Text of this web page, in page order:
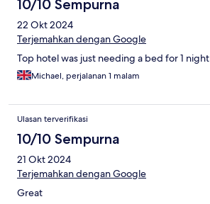
10/10 Sempurna
22 Okt 2024
Terjemahkan dengan Google
Top hotel was just needing a bed for 1 night
Michael, perjalanan 1 malam
Ulasan terverifikasi
10/10 Sempurna
21 Okt 2024
Terjemahkan dengan Google
Great